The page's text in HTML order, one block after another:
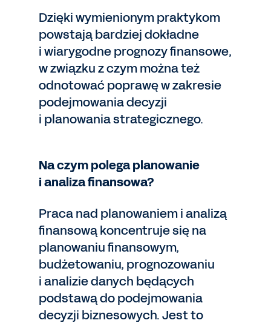
Dzięki wymienionym praktykom
powstają bardziej dokładne
i wiarygodne prognozy finansowe,
w związku z czym można też
odnotować poprawę w zakresie
podejmowania decyzji
i planowania strategicznego.
Na czym polega planowanie
i analiza finansowa?
Praca nad planowaniem i analizą
finansową koncentruje się na
planowaniu finansowym,
budżetowaniu, prognozowaniu
i analizie danych będących
podstawą do podejmowania
decyzji biznesowych. Jest to